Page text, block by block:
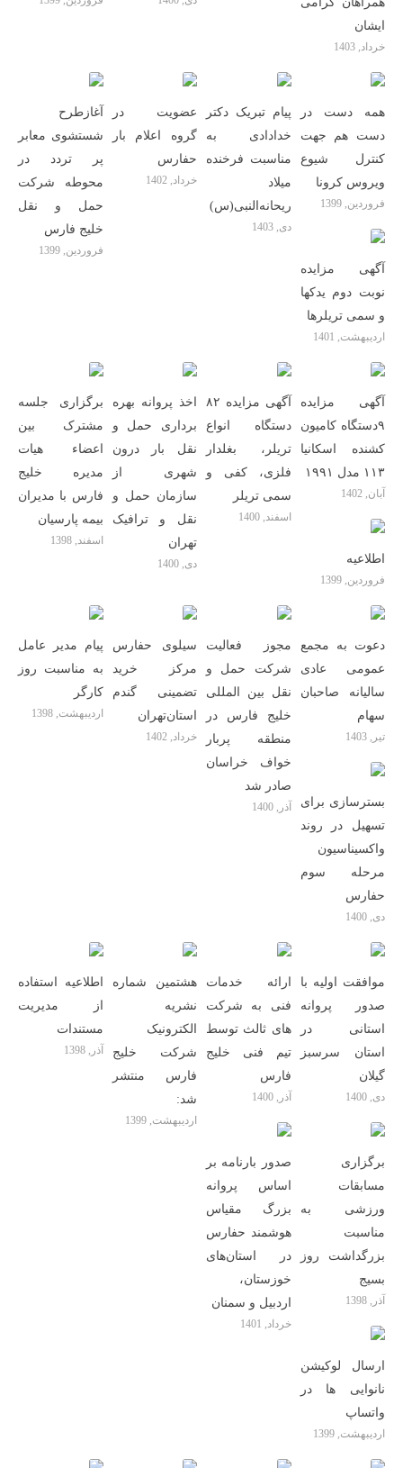
ایشان
خرداد, 1403
آغازطرح
شستشوی معابر
پر تردد در
محوطه شرکت
حمل و نقل
خلیج فارس
فروردین, 1399
عضویت در
گروه اعلام بار
حفارس
خرداد, 1402
پیام تبریک دکتر
خدادادی به
مناسبت فرخنده
میلاد
ریحانه‌النبی(س)
دی, 1403
همه دست در
دست هم جهت
کنترل شیوع
ویروس کرونا
فروردین, 1399
آگهی مزایده
نوبت دوم یدکها
و سمی تریلرها
اردیبهشت, 1401
برگزاری جلسه
مشترک بین
اعضاء هیات
مدیره خلیج
فارس با مدیران
بیمه پارسیان
اسفند, 1398
اخذ پروانه بهره
برداری حمل و
نقل بار درون
شهری از
سازمان حمل و
نقل و ترافیک
تهران
دی, 1400
آگهی مزایده ۸۲
دستگاه انواع
تریلر، بغلدار
فلزی، کفی و
سمی تریلر
اسفند, 1400
آگهی مزایده
۹دستگاه کامیون
کشنده اسکانیا
۱۱۳ مدل ۱۹۹۱
آبان, 1402
اطلاعیه
فروردین, 1399
پیام مدیر عامل
به مناسبت روز
کارگر
اردیبهشت, 1398
سیلوی حفارس
مرکز خرید
تضمینی گندم
استان‌تهران
خرداد, 1402
مجوز فعالیت
شرکت حمل و
نقل بین المللی
خلیج فارس در
منطقه پربار
خواف خراسان
صادر شد
آذر, 1400
دعوت به مجمع
عمومی عادی
سالیانه صاحبان
سهام
تیر, 1403
بسترسازی برای
تسهیل در روند
واکسیناسیون
مرحله سوم
حفارس
دی, 1400
اطلاعیه استفاده
از مدیریت
مستندات
آذر, 1398
هشتمین شماره
نشریه
الکترونیک
شرکت خلیج
فارس منتشر
شد:
اردیبهشت, 1399
ارائه خدمات
فنی به شرکت
های ثالث توسط
تیم فنی خلیج
فارس
آذر, 1400
موافقت اولیه با
صدور پروانه
استانی در
استان سرسبز
گیلان
دی, 1400
صدور بارنامه بر
اساس پروانه
بزرگ مقیاس
هوشمند حفارس
در استان‌های
خوزستان،
اردبیل و سمنان
خرداد, 1401
برگزاری
مسابقات
ورزشی به
مناسبت
بزرگداشت روز
بسیج
آذر, 1398
ارسال لوکیشن
نانوایی ها در
واتساپ
اردیبهشت, 1399